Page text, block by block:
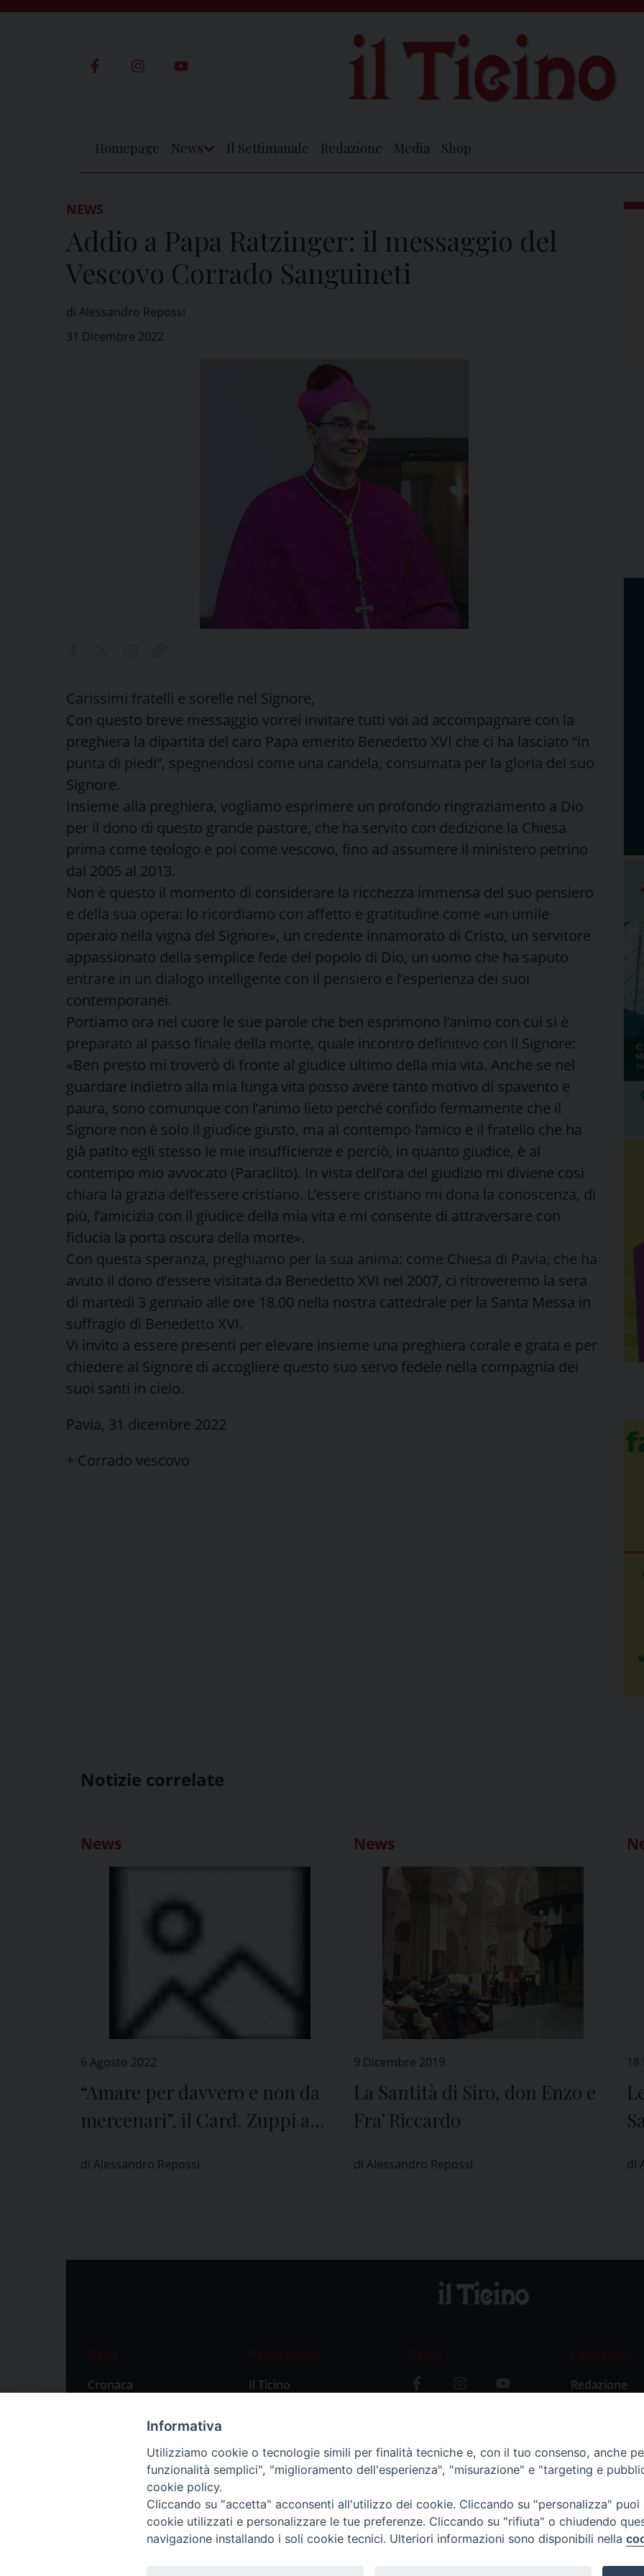
Homepage News Il Settimanale Redazione Media Shop
NEWS
Addio a Papa Ratzinger: il messaggio del
Vescovo Corrado Sanguineti
di Alessandro Repossi
31 Dicembre 2022
Carissimi fratelli e sorelle nel Signore,
Con questo breve messaggio vorrei invitare tutti voi ad accompagnare con la
preghiera la dipartita del caro Papa emerito Benedetto XVI che ci ha lasciato “in
punta di piedi”, spegnendosi come una candela, consumata per la gloria del suo
Signore.
Insieme alla preghiera, vogliamo esprimere un profondo ringraziamento a Dio
per il dono di questo grande pastore, che ha servito con dedizione la Chiesa
prima come teologo e poi come vescovo, fino ad assumere il ministero petrino
dal 2005 al 2013.
Non è questo il momento di considerare la ricchezza immensa del suo pensiero
e della sua opera: lo ricordiamo con affetto e gratitudine come «un umile
operaio nella vigna del Signore», un credente innamorato di Cristo, un servitore
appassionato della semplice fede del popolo di Dio, un uomo che ha saputo
entrare in un dialogo intelligente con il pensiero e l’esperienza dei suoi
contemporanei.
Portiamo ora nel cuore le sue parole che ben esprimono l’animo con cui si è
preparato al passo finale della morte, quale incontro definitivo con il Signore:
«Ben presto mi troverò di fronte al giudice ultimo della mia vita. Anche se nel
guardare indietro alla mia lunga vita posso avere tanto motivo di spavento e
paura, sono comunque con l’animo lieto perché confido fermamente che il
Signore non è solo il giudice giusto, ma al contempo l’amico e il fratello che ha
già patito egli stesso le mie insufficienze e perciò, in quanto giudice, è al
contempo mio avvocato (Paraclito). In vista dell’ora del giudizio mi diviene così
chiara la grazia dell’essere cristiano. L’essere cristiano mi dona la conoscenza, di
più, l’amicizia con il giudice della mia vita e mi consente di attraversare con
fiducia la porta oscura della morte».
Con questa speranza, preghiamo per la sua anima: come Chiesa di Pavia, che ha
avuto il dono d’essere visitata da Benedetto XVI nel 2007, ci ritroveremo la sera
di martedì 3 gennaio alle ore 18.00 nella nostra cattedrale per la Santa Messa in
suffragio di Benedetto XVI.
Vi invito a essere presenti per elevare insieme una preghiera corale e grata e per
chiedere al Signore di accogliere questo suo servo fedele nella compagnia dei
suoi santi in cielo.
Pavia, 31 dicembre 2022
+ Corrado vescovo
Notizie correlate
News
6 Agosto 2022
“Amare per davvero e non da
mercenari”, il Card. Zuppi a
di Alessandro Repossi
News
9 Dicembre 2019
La Santità di Siro, don Enzo e
Fra’ Riccardo
di Alessandro Repossi di
News
Cronaca
Primo Piano
Il settimanale
Il Ticino
Social
L’editoriale
Redazione
Informativa
Utilizziamo cookie o tecnologie simili per finalità tecniche e, con il tuo consenso, anche
funzionalità semplici", "miglioramento dell'esperienza", "misurazione" e "targeting e
cookie policy.
Cliccando su "accetta" acconsenti all'utilizzo dei cookie. Cliccando su "personalizza"
cookie utilizzati e personalizzare le tue preferenze. Cliccando su "rifiuta" o chiudendo
navigazione installando i soli cookie tecnici. Ulteriori informazioni sono disponibili nella